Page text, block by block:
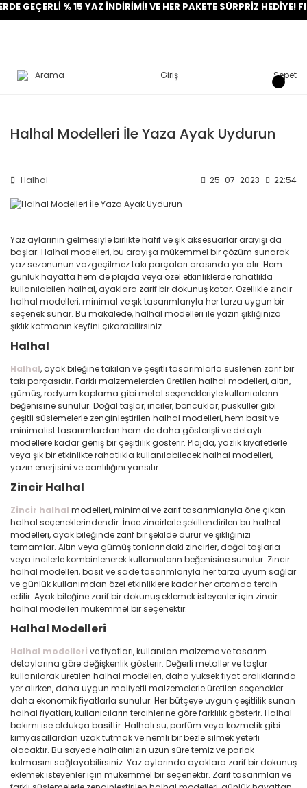
GEÇERLİ % 15 YAZ İNDİRİMİ! VE HER PAKETE SÜRPRİZ HEDİYE!
Arama Giriş Sepet
Halhal Modelleri İle Yaza Ayak Uydurun
Halhal 25-07-2023 22:54
Yaz aylarının gelmesiyle birlikte hafif ve şık aksesuarlar arayışı da
başlar. Halhal modelleri, bu arayışa mükemmel bir çözüm sunarak
yaz sezonunun vazgeçilmez takı parçaları arasında yer alır. Hem
günlük hayatta hem de plajda veya özel etkinliklerde rahatlıkla
kullanılabilen halhal, ayaklara zarif bir dokunuş katar. Özellikle zincir
halhal modelleri, minimal ve şık tasarımlarıyla her tarza uygun bir
seçenek sunar. Bu makalede, halhal modelleri ile yazın şıklığınıza
şıklık katmanın keyfini çıkarabilirsiniz.
Halhal
Halhal, ayak bileğine takılan ve çeşitli tasarımlarla süslenen zarif bir
takı parçasıdır. Farklı malzemelerden üretilen halhal modelleri, altın,
gümüş, rodyum kaplama gibi metal seçenekleriyle kullanıcıların
beğenisine sunulur. Doğal taşlar, inciler, boncuklar, püsküller gibi
çeşitli süslemelerle zenginleştirilen halhal modelleri, hem basit ve
minimalist tasarımlardan hem de daha gösterişli ve detaylı
modellere kadar geniş bir çeşitlilik gösterir. Plajda, yazlık kıyafetlerle
veya şık bir etkinlikte rahatlıkla kullanılabilecek halhal modelleri,
yazın enerjisini ve canlılığını yansıtır.
Zincir Halhal
Zincir halhal modelleri, minimal ve zarif tasarımlarıyla öne çıkan
halhal seçeneklerindendir. İnce zincirlerle şekillendirilen bu halhal
modelleri, ayak bileğinde zarif bir şekilde durur ve şıklığınızı
tamamlar. Altın veya gümüş tonlarındaki zincirler, doğal taşlarla
veya incilerle kombinlenerek kullanıcıların beğenisine sunulur. Zincir
halhal modelleri, basit ve sade tasarımlarıyla her tarza uyum sağlar
ve günlük kullanımdan özel etkinliklere kadar her ortamda tercih
edilir. Ayak bileğine zarif bir dokunuş eklemek isteyenler için zincir
halhal modelleri mükemmel bir seçenektir.
Halhal Modelleri
Halhal modelleri ve fiyatları, kullanılan malzeme ve tasarım
detaylarına göre değişkenlik gösterir. Değerli metaller ve taşlar
kullanılarak üretilen halhal modelleri, daha yüksek fiyat aralıklarında
yer alırken, daha uygun maliyetli malzemelerle üretilen seçenekler
daha ekonomik fiyatlarla sunulur. Her bütçeye uygun çeşitlilik sunan
halhal fiyatları, kullanıcıların tercihlerine göre farklılık gösterir. Halhal
bakımı ise oldukça basittir. Halhalı su, parfüm veya kozmetik gibi
kimyasallardan uzak tutmak ve nemli bir bezle silmek yeterli
olacaktır. Bu sayede halhalınızın uzun süre temiz ve parlak
kalmasını sağlayabilirsiniz. Yaz aylarında ayaklara zarif bir dokunuş
eklemek isteyenler için mükemmel bir seçenektir. Zarif tasarımları ve